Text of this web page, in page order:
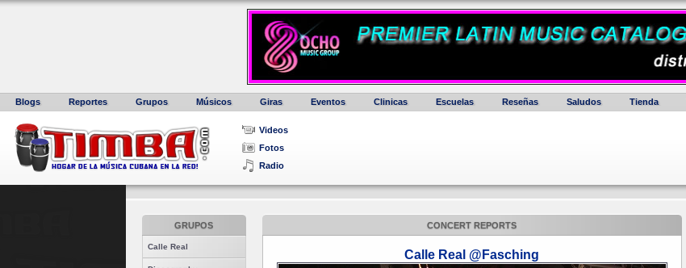
Blogs Reportes Grupos Músicos Giras Eventos Clinicas Escuelas Reseñas Saludos Tienda
Videos
Fotos
Radio
GRUPOS
Calle Real
CONCERT REPORTS
Calle Real @Fasching